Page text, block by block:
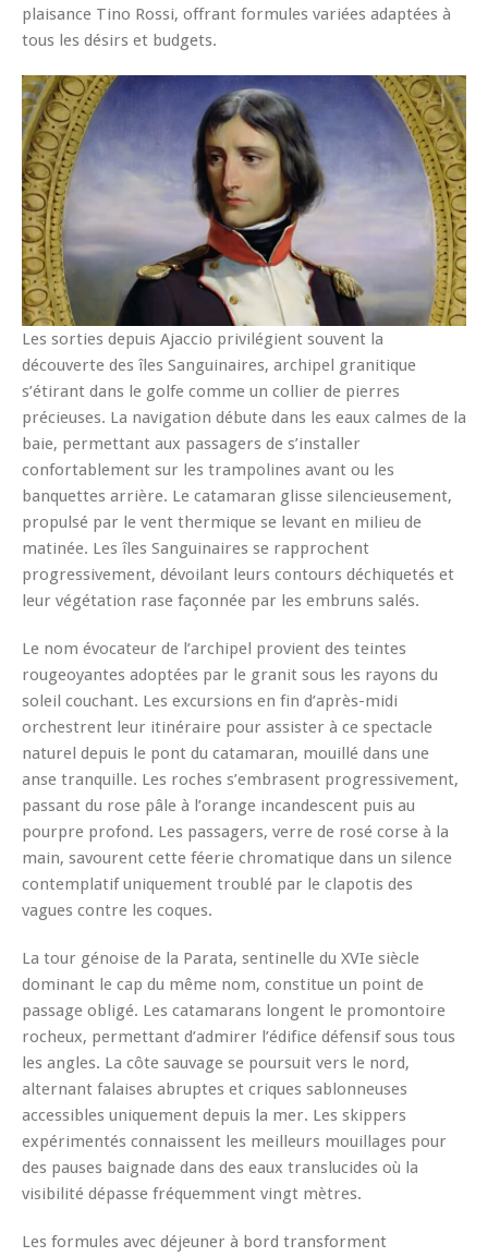
plaisance Tino Rossi, offrant formules variées adaptées à
tous les désirs et budgets.
Les sorties depuis Ajaccio privilégient souvent la
découverte des îles Sanguinaires, archipel granitique
s’étirant dans le golfe comme un collier de pierres
précieuses. La navigation débute dans les eaux calmes de la
baie, permettant aux passagers de s’installer
confortablement sur les trampolines avant ou les
banquettes arrière. Le catamaran glisse silencieusement,
propulsé par le vent thermique se levant en milieu de
matinée. Les îles Sanguinaires se rapprochent
progressivement, dévoilant leurs contours déchiquetés et
leur végétation rase façonnée par les embruns salés.
Le nom évocateur de l’archipel provient des teintes
rougeoyantes adoptées par le granit sous les rayons du
soleil couchant. Les excursions en fin d’après-midi
orchestrent leur itinéraire pour assister à ce spectacle
naturel depuis le pont du catamaran, mouillé dans une
anse tranquille. Les roches s’embrasent progressivement,
passant du rose pâle à l’orange incandescent puis au
pourpre profond. Les passagers, verre de rosé corse à la
main, savourent cette féerie chromatique dans un silence
contemplatif uniquement troublé par le clapotis des
vagues contre les coques.
La tour génoise de la Parata, sentinelle du XVIe siècle
dominant le cap du même nom, constitue un point de
passage obligé. Les catamarans longent le promontoire
rocheux, permettant d’admirer l’édifice défensif sous tous
les angles. La côte sauvage se poursuit vers le nord,
alternant falaises abruptes et criques sablonneuses
accessibles uniquement depuis la mer. Les skippers
expérimentés connaissent les meilleurs mouillages pour
des pauses baignade dans des eaux translucides où la
visibilité dépasse fréquemment vingt mètres.
Les formules avec déjeuner à bord transforment